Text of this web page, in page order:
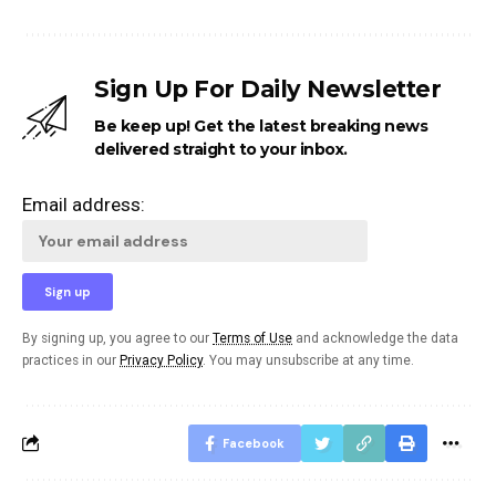
Sign Up For Daily Newsletter
Be keep up! Get the latest breaking news
delivered straight to your inbox.
Email address:
By signing up, you agree to our Terms of Use and acknowledge the data
practices in our Privacy Policy. You may unsubscribe at any time.
Facebook